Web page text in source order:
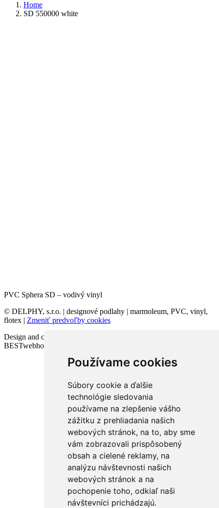
Používame cookies
Súbory cookie a ďalšie
technológie sledovania
používame na zlepšenie vášho
zážitku z prehliadania našich
webových stránok, na to, aby sme
vám zobrazovali prispôsobený
obsah a cielené reklamy, na
analýzu návštevnosti našich
webových stránok a na
pochopenie toho, odkiaľ naši
návštevníci prichádzajú.
Home
SD 550000 white
PVC Sphera SD – vodivý vinyl
© DELPHY, s.r.o. | designové podlahy | marmoleum, PVC, vinyl,
flotex | Zmeniť predvoľby cookies
Design and code VICTORY-media.sk | Webhosting
BESTwebhosting.sk | 12.11.2025